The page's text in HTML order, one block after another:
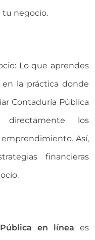
tu negocio.
Lo que aprendes
la práctica donde
Contaduría Pública
los
Así,
financieras
en línea es